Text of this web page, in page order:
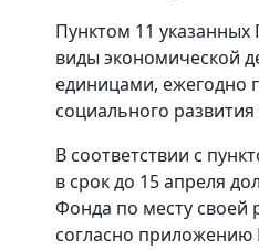
Пунктом 11 указанных
виды экономической
единицами, ежегодно
социального
В соответствии с
в срок до 15 апреля
Фонда по месту своей
согласно приложению